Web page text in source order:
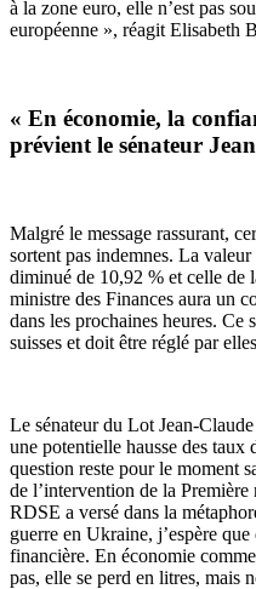
à la zone euro, elle n’est pas
européenne », réagit Elisabeth
« En économie, la
prévient le sénateur
Malgré le message rassurant,
sortent pas indemnes. La
diminué de 10,92 % et celle de
ministre des Finances aura un
dans les prochaines heures. Ce
suisses et doit être réglé par
Le sénateur du Lot Jean-
une potentielle hausse des taux
question reste pour le moment
de l’intervention de la
RDSE a versé dans la
guerre en Ukraine, j’espère
financière. En économie
pas, elle se perd en litres, mais